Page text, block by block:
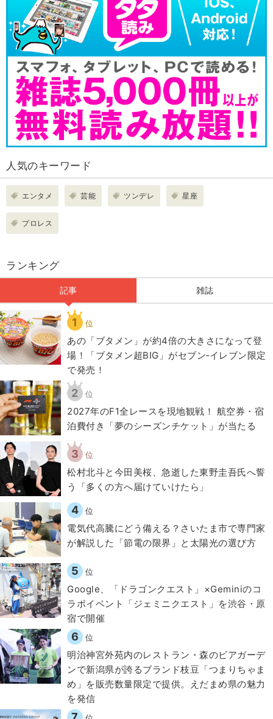
人気のキーワード
エンタメ 芸能 ツンデレ 星座
プロレス
ランキング
記事 雑誌
1 位
あの「ブタメン」が約4倍の大きさになって登
場！「ブタメン超BIG」がセブン‐イレブン限定
で発売！
2 位
2027年のF1全レースを現地観戦！ 航空券・宿
泊費付き「夢のシーズンチケット」が当たる
3 位
松村北斗と今田美桜、急逝した東野圭吾氏へ誓
う「多くの方へ届けていけたら」
4 位
電気代高騰にどう備える？さいたま市で専門家
が解説した「節電の限界」と太陽光の選び方
5 位
Google、「ドラゴンクエスト」×Geminiのコ
ラボイベント「ジェミニクエスト」を渋谷・原
宿で開催
6 位
明治神宮外苑内のレストラン・森のビアガーデ
ンで新潟県が誇るブランド枝豆「つまりちゃま
め」を販売数量限定で提供。えだまめ県の魅力
を発信